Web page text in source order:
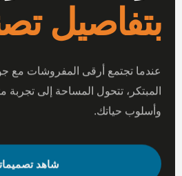
بتفاصيل
عندما تجتمع أرقى المفروشات مع
المبتكر، تتحول المساحة إلى
وأسلوب حياتك.
شاهد تصميماتنا